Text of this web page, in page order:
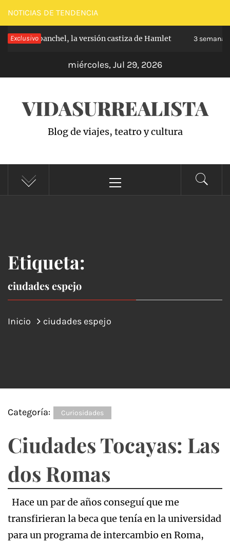
Saltar
al
contenido
NOTICIAS DE TENDENCIA
Exclusivo
de Carabanchel, la versión castiza de Hamlet 3 semanas
miércoles, Jul 29, 2026
VIDASURREALISTA
Blog de viajes, teatro y cultura
principal
Etiqueta:
ciudades espejo
Inicio ciudades espejo
Categoría: Curiosidades
Ciudades Tocayas: Las
dos Romas
Hace un par de años conseguí que me
transfirieran la beca que tenía en la universidad
para un programa de intercambio en Roma,